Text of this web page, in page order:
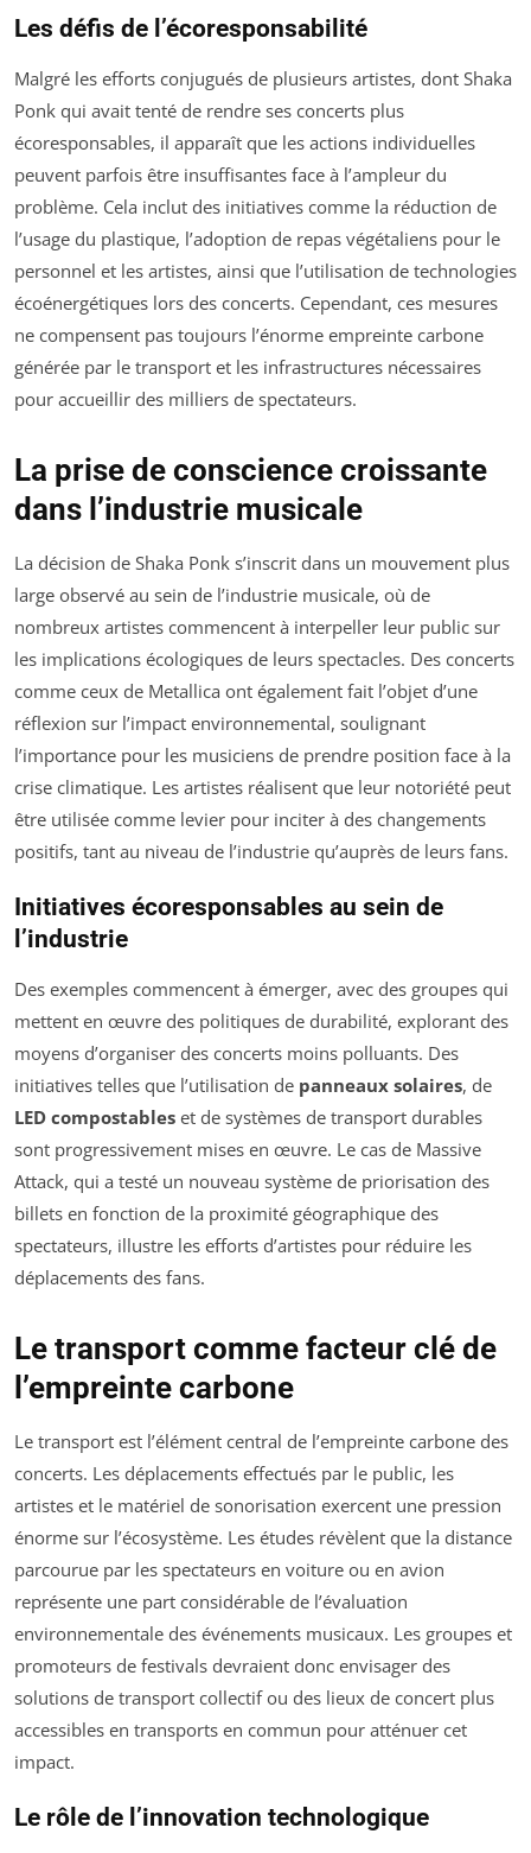
Les défis de l’écoresponsabilité
Malgré les efforts conjugués de plusieurs artistes, dont Shaka
Ponk qui avait tenté de rendre ses concerts plus
écoresponsables, il apparaît que les actions individuelles
peuvent parfois être insuffisantes face à l’ampleur du
problème. Cela inclut des initiatives comme la réduction de
l’usage du plastique, l’adoption de repas végétaliens pour le
personnel et les artistes, ainsi que l’utilisation de technologies
écoénergétiques lors des concerts. Cependant, ces mesures
ne compensent pas toujours l’énorme empreinte carbone
générée par le transport et les infrastructures nécessaires
pour accueillir des milliers de spectateurs.
La prise de conscience croissante
dans l’industrie musicale
La décision de Shaka Ponk s’inscrit dans un mouvement plus
large observé au sein de l’industrie musicale, où de
nombreux artistes commencent à interpeller leur public sur
les implications écologiques de leurs spectacles. Des concerts
comme ceux de Metallica ont également fait l’objet d’une
réflexion sur l’impact environnemental, soulignant
l’importance pour les musiciens de prendre position face à la
crise climatique. Les artistes réalisent que leur notoriété peut
être utilisée comme levier pour inciter à des changements
positifs, tant au niveau de l’industrie qu’auprès de leurs fans.
Initiatives écoresponsables au sein de
l’industrie
Des exemples commencent à émerger, avec des groupes qui
mettent en œuvre des politiques de durabilité, explorant des
moyens d’organiser des concerts moins polluants. Des
initiatives telles que l’utilisation de panneaux solaires, de
LED compostables et de systèmes de transport durables
sont progressivement mises en œuvre. Le cas de Massive
Attack, qui a testé un nouveau système de priorisation des
billets en fonction de la proximité géographique des
spectateurs, illustre les efforts d’artistes pour réduire les
déplacements des fans.
Le transport comme facteur clé de
l’empreinte carbone
Le transport est l’élément central de l’empreinte carbone des
concerts. Les déplacements effectués par le public, les
artistes et le matériel de sonorisation exercent une pression
énorme sur l’écosystème. Les études révèlent que la distance
parcourue par les spectateurs en voiture ou en avion
représente une part considérable de l’évaluation
environnementale des événements musicaux. Les groupes et
promoteurs de festivals devraient donc envisager des
solutions de transport collectif ou des lieux de concert plus
accessibles en transports en commun pour atténuer cet
impact.
Le rôle de l’innovation technologique